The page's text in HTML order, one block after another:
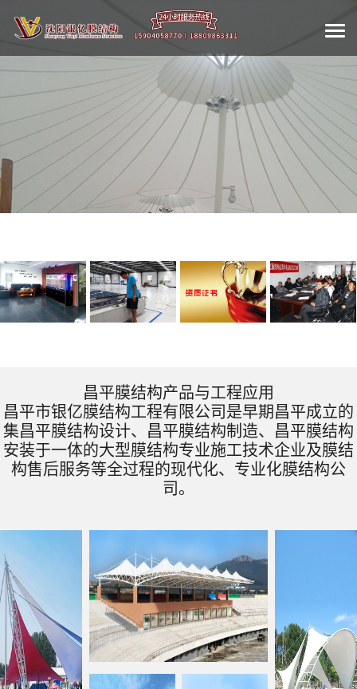
昌平膜结构产品与工程应用
昌平市银亿膜结构工程有限公司是早期昌平成立的
集昌平膜结构设计、昌平膜结构制造、昌平膜结构
安装于一体的大型膜结构专业施工技术企业及膜结
构售后服务等全过程的现代化、专业化膜结构公
司。